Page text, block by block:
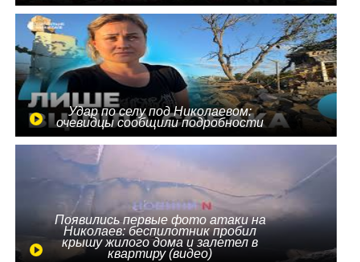
Удар по селу под Николаевом:
очевидцы сообщили подробности
Появились первые фото атаки на
Николаев: беспилотник пробил
крышу жилого дома и залетел в
квартиру (видео)